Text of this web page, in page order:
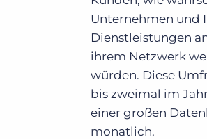
Unternehmen und
Dienstleistungen
ihrem Netzwerk
würden. Diese
bis zweimal im
einer großen
monatlich.